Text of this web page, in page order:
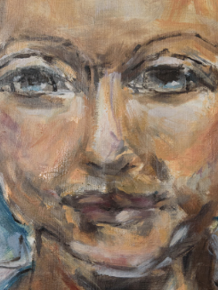
2026
PORTRAIT